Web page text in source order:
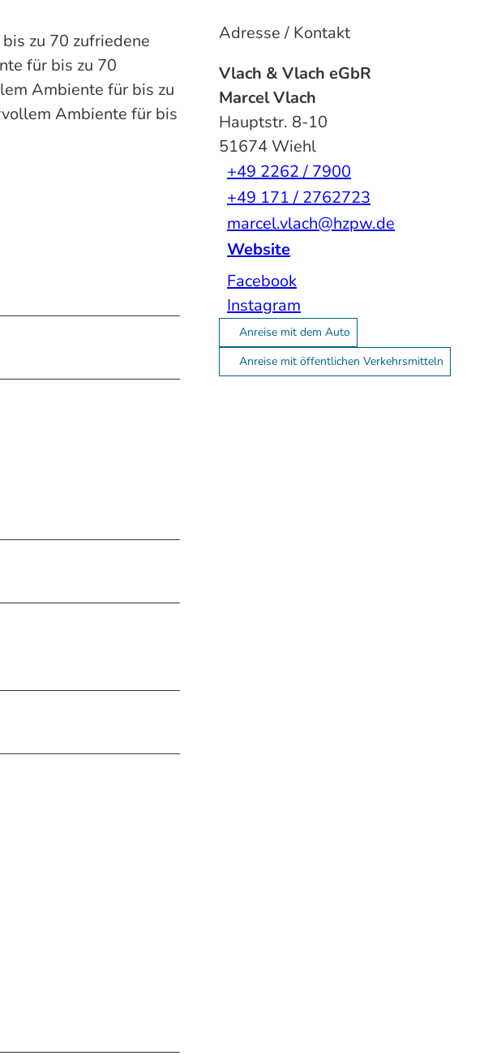
zu 70 zufriedene
für bis zu 70
Ambiente für bis zu
Ambiente für bis
Adresse / Kontakt
Vlach & Vlach eGbR
Marcel Vlach
Hauptstr. 8-10
51674 Wiehl
+49 2262 / 7900
+49 171 / 2762723
marcel.vlach@hzpw.de
Website
Facebook
Instagram
Anreise mit dem Auto
Anreise mit öffentlichen Verkehrsmitteln